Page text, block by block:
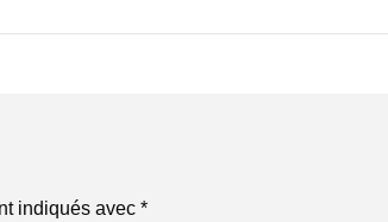
indiqués avec *